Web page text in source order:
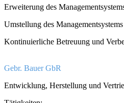
Erweiterung des
Umstellung des
Kontinuierliche Betreuung und
Gebr. Bauer GbR
Entwicklung, Herstellung und